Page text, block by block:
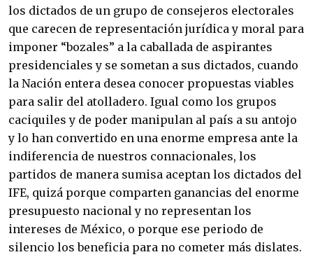
los dictados de un grupo de consejeros electorales
que carecen de representación jurídica y moral para
imponer “bozales” a la caballada de aspirantes
presidenciales y se sometan a sus dictados, cuando
la Nación entera desea conocer propuestas viables
para salir del atolladero. Igual como los grupos
caciquiles y de poder manipulan al país a su antojo
y lo han convertido en una enorme empresa ante la
indiferencia de nuestros connacionales, los
partidos de manera sumisa aceptan los dictados del
IFE, quizá porque comparten ganancias del enorme
presupuesto nacional y no representan los
intereses de México, o porque ese periodo de
silencio los beneficia para no cometer más dislates.